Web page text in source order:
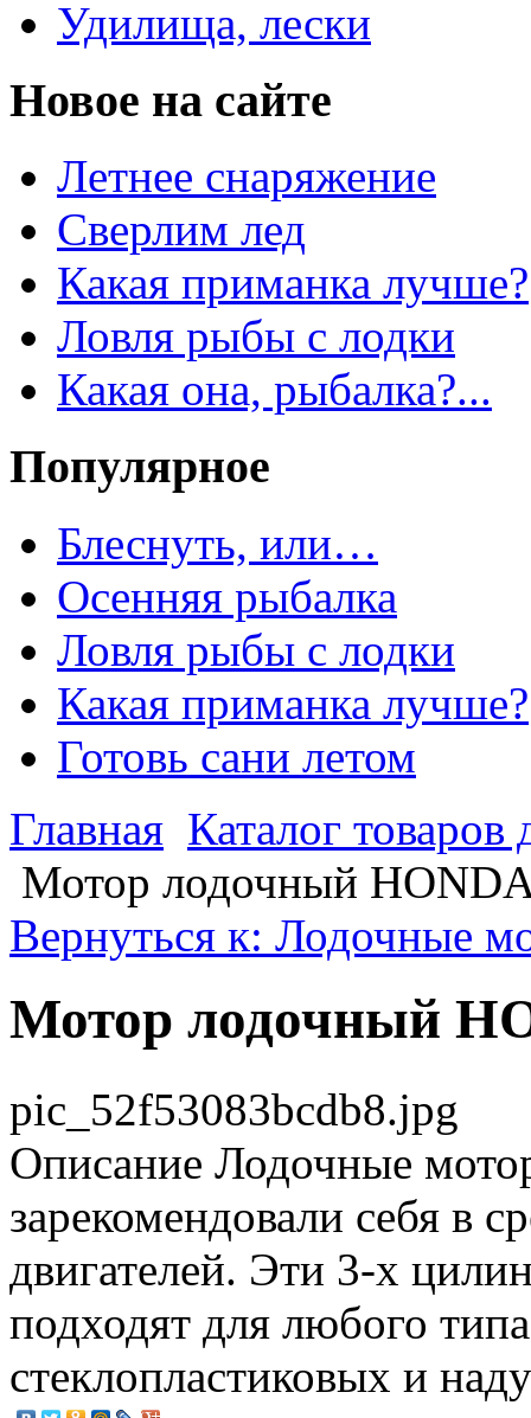
Удилища, лески
Новое на сайте
Летнее снаряжение
Сверлим лед
Какая приманка лучше?
Ловля рыбы с лодки
Какая она, рыбалка?...
Популярное
Блеснуть, или…
Осенняя рыбалка
Ловля рыбы с лодки
Какая приманка лучше?
Готовь сани летом
Главная Каталог
Мотор лодочный
Вернуться к: Лодочные
Мотор лодочный
pic_52f53083bcdb8.jpg
Описание Лодочные
зарекомендовали себя в
двигателей. Эти 3-х
подходят для любого
стеклопластиковых и